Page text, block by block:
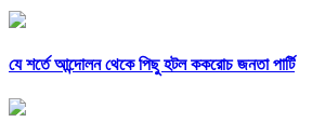
যে শর্তে আন্দোলন থেকে পিছু হটল ককরোচ জনতা পার্টি